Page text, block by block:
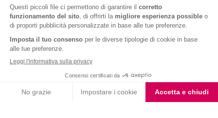
Nutrition & Sante' Italia Spa
via Gioacchino Rossini 1/A